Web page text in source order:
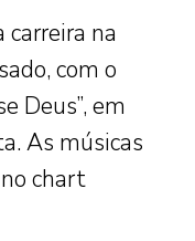
carreira na
com o
Deus”, em
As músicas
chart